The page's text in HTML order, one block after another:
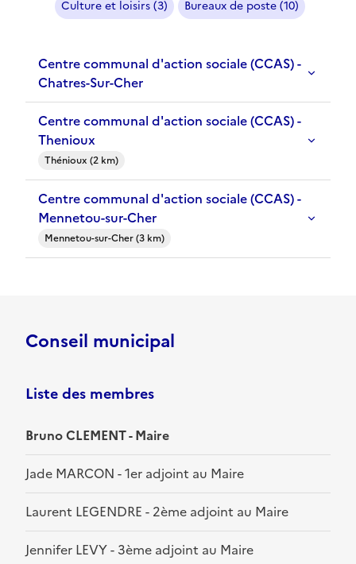
Culture et loisirs (3)
Bureaux de poste (10)
Centre communal d'action sociale (CCAS) -
Chatres-Sur-Cher
Centre communal d'action sociale (CCAS) -
Thenioux
Thénioux (2 km)
Centre communal d'action sociale (CCAS) -
Mennetou-sur-Cher
Mennetou-sur-Cher (3 km)
Conseil municipal
Liste des membres
Bruno CLEMENT - Maire
Jade MARCON - 1er adjoint au Maire
Laurent LEGENDRE - 2ème adjoint au Maire
Jennifer LEVY - 3ème adjoint au Maire